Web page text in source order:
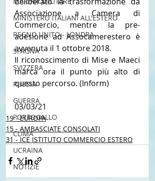
MINISTERO ITALIANI ALL'ESTERO
REGNO UNITO - LONDRA
SPAGNA
SVIZZERA
RUSSIA
GUERRA
PORTOGALLO
CLIMA
UCRAINA
NOTIZIE
Associazione a Camera di
Commercio, mentre la pre-
adesione ad Assocamerestero è
avvenuta il 1 ottobre 2018.
Il riconoscimento di Mise e Maeci
marca ora il punto più alto di
questo percorso. (Inform)
03/03/21
19 - EUROPA
15 - AMBASCIATE CONSOLATI
31 - ICE ISTITUTO COMMERCIO ESTERO